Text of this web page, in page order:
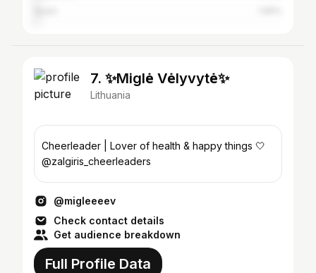
7. ✨Miglė Vėlyvytė✨
Lithuania
Cheerleader | Lover of health & happy things 🤍
@zalgiris_cheerleaders
@migleeeev
Check contact details
Get audience breakdown
Full Profile Data